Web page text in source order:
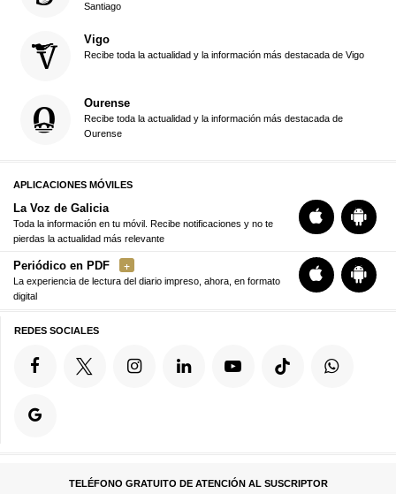
Santiago
Vigo
Recibe toda la actualidad y la información más destacada de Vigo
Ourense
Recibe toda la actualidad y la información más destacada de
Ourense
APLICACIONES MÓVILES
La Voz de Galicia
Toda la información en tu móvil. Recibe notificaciones y no te
pierdas la actualidad más relevante
Periódico en PDF
La experiencia de lectura del diario impreso, ahora, en formato
digital
REDES SOCIALES
TELÉFONO GRATUITO DE ATENCIÓN AL SUSCRIPTOR